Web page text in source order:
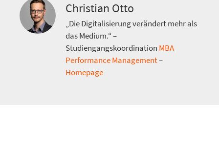
Christian Otto
„Die Digitalisierung verändert mehr als
das Medium.“ –
Studiengangskoordination MBA
Performance Management–
Homepage